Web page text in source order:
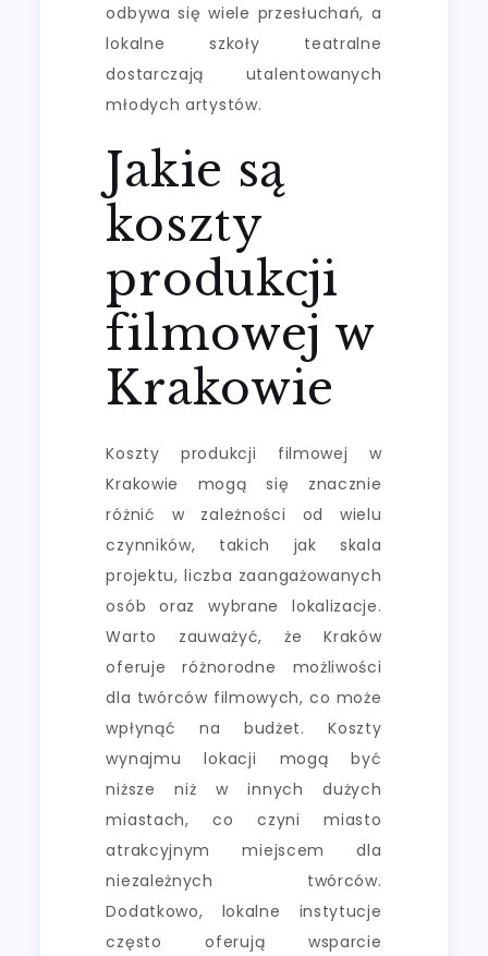
odbywa się wiele przesłuchań, a
lokalne szkoły teatralne
dostarczają utalentowanych
młodych artystów.
Jakie są
koszty
produkcji
filmowej w
Krakowie
Koszty produkcji filmowej w
Krakowie mogą się znacznie
różnić w zależności od wielu
czynników, takich jak skala
projektu, liczba zaangażowanych
osób oraz wybrane lokalizacje.
Warto zauważyć, że Kraków
oferuje różnorodne możliwości
dla twórców filmowych, co może
wpłynąć na budżet. Koszty
wynajmu lokacji mogą być
niższe niż w innych dużych
miastach, co czyni miasto
atrakcyjnym miejscem dla
niezależnych twórców.
Dodatkowo, lokalne instytucje
często oferują wsparcie